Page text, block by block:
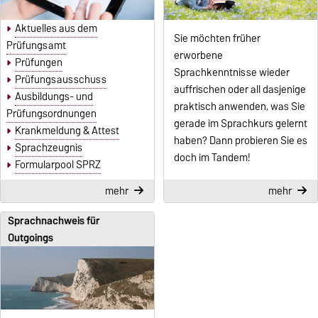
Aktuelles aus dem
Prüfungsamt
Prüfungen
Prüfungsausschuss
Ausbildungs- und
Prüfungsordnungen
Krankmeldung & Attest
Sprachzeugnis
Formularpool SPRZ
mehr
Sie möchten früher
erworbene
Sprachkenntnisse wieder
auffrischen oder all dasjenige
praktisch anwenden, was Sie
gerade im Sprachkurs gelernt
haben? Dann probieren Sie es
doch im Tandem!
mehr
Sprachnachweis für
Outgoings